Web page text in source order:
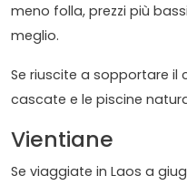
meno folla, prezzi più
meglio.
Se riuscite a sopportare il
cascate e le piscine
Vientiane
Se viaggiate in Laos a